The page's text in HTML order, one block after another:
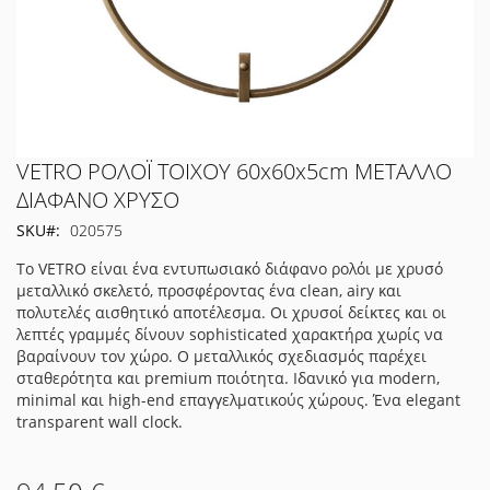
Μετάβαση
στην
αρχή
της
εικόνων
VETRO ΡΟΛΟΪ ΤΟΙΧΟΥ 60x60x5cm ΜΕΤΑΛΛΟ
ΔΙΑΦΑΝΟ ΧΡΥΣΟ
SKU
020575
Το VETRO είναι ένα εντυπωσιακό διάφανο ρολόι με χρυσό
μεταλλικό σκελετό, προσφέροντας ένα clean, airy και
πολυτελές αισθητικό αποτέλεσμα. Οι χρυσοί δείκτες και οι
λεπτές γραμμές δίνουν sophisticated χαρακτήρα χωρίς να
βαραίνουν τον χώρο. Ο μεταλλικός σχεδιασμός παρέχει
σταθερότητα και premium ποιότητα. Ιδανικό για modern,
minimal και high-end επαγγελματικούς χώρους. Ένα elegant
transparent wall clock.